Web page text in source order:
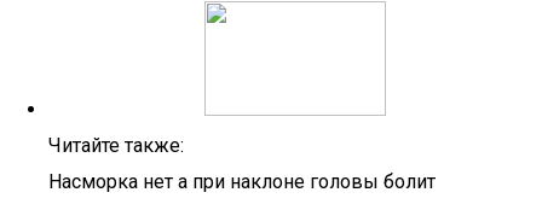
Читайте также:
Насморка нет а при наклоне головы болит